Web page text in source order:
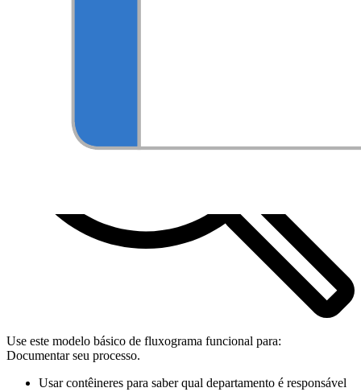
Use este modelo básico de fluxograma funcional para:
Documentar seu processo.
Usar contêineres para saber qual departamento é responsável